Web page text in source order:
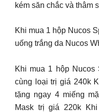
kém săn chắc và thâm
Khi mua 1 hộp Nucos
uống trắng da Nucos
Khi mua 1 hộp Nucos
cùng loại trị giá 240k
tặng ngay 4 miếng
Mask trị giá 220k